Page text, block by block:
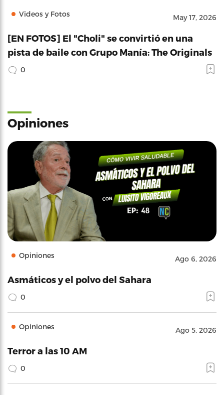
Videos y Fotos May 17, 2026
[EN FOTOS] El "Choli" se convirtió en una
pista de baile con Grupo Manía: The Originals
0
Opiniones
Opiniones Ago 6, 2026
Asmáticos y el polvo del Sahara
0
Opiniones Ago 5, 2026
Terror a las 10 AM
0